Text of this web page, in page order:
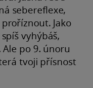
sebereflexe,
Jako
vyhýbáš,
po 9. únoru
tvoji přísnost